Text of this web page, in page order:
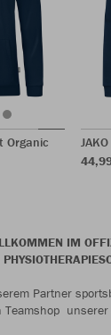
Organic
IM
Partner